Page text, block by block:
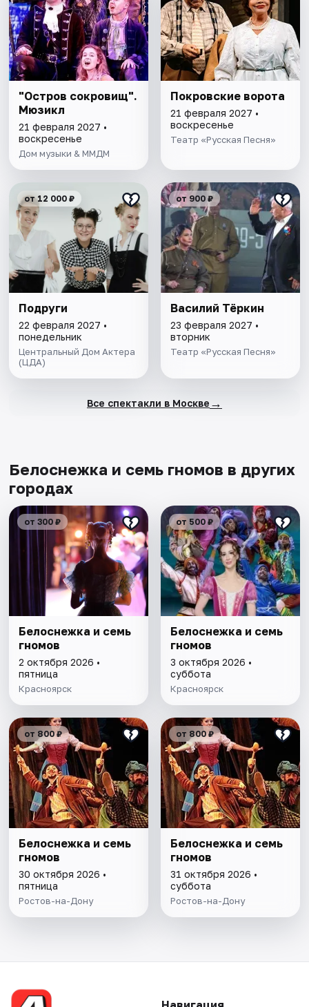
"Остров сокровищ".
Мюзикл
21 февраля 2027 •
воскресенье
Дом музыки & ММДМ
Покровские ворота
21 февраля 2027 •
воскресенье
Театр «Русская Песня»
от 12 000 ₽
Подруги
22 февраля 2027 •
понедельник
Центральный Дом Актера
(ЦДА)
от 900 ₽
Василий Тёркин
23 февраля 2027 •
вторник
Театр «Русская Песня»
Все спектакли в Москве →
Белоснежка и семь гномов в других
городах
от 300 ₽
Белоснежка и семь
гномов
2 октября 2026 •
пятница
Красноярск
от 500 ₽
Белоснежка и семь
гномов
3 октября 2026 •
суббота
Красноярск
от 800 ₽
Белоснежка и семь
гномов
30 октября 2026 •
пятница
Ростов-на-Дону
от 800 ₽
Белоснежка и семь
гномов
31 октября 2026 •
суббота
Ростов-на-Дону